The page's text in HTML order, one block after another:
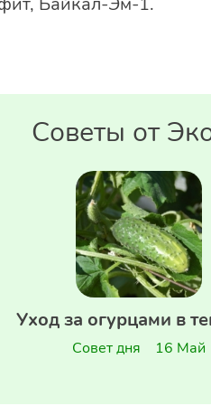
Советы от
Уход за огурцами в
Совет дня 16 Май